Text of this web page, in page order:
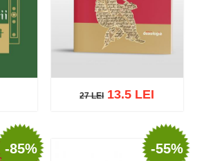
27 LEI
Wishlist
27 LEI13.5 LEI
-85% -55%